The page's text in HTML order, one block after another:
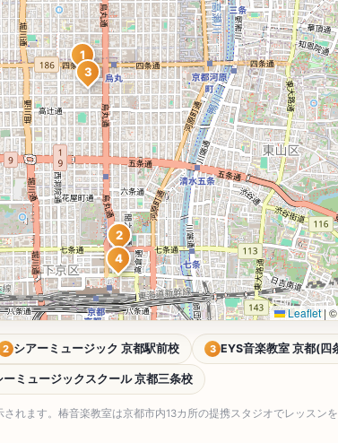
1
2
3
4
Leaflet |©
2 シアーミュージック 京都駅前校 3 EYS音楽教室 京都(四
ーミュージックスクール 京都三条校
れます。椿音楽教室は京都市内13カ所の提携スタジオでレッスン